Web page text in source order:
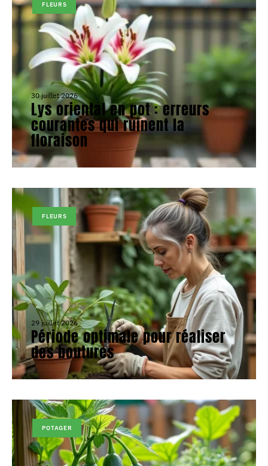
FLEURS
30 juillet 2026
Lys oriental en pot : erreurs
courantes qui ruinent la
floraison
FLEURS
29 juillet 2026
Période optimale pour réaliser
des boutures
POTAGER